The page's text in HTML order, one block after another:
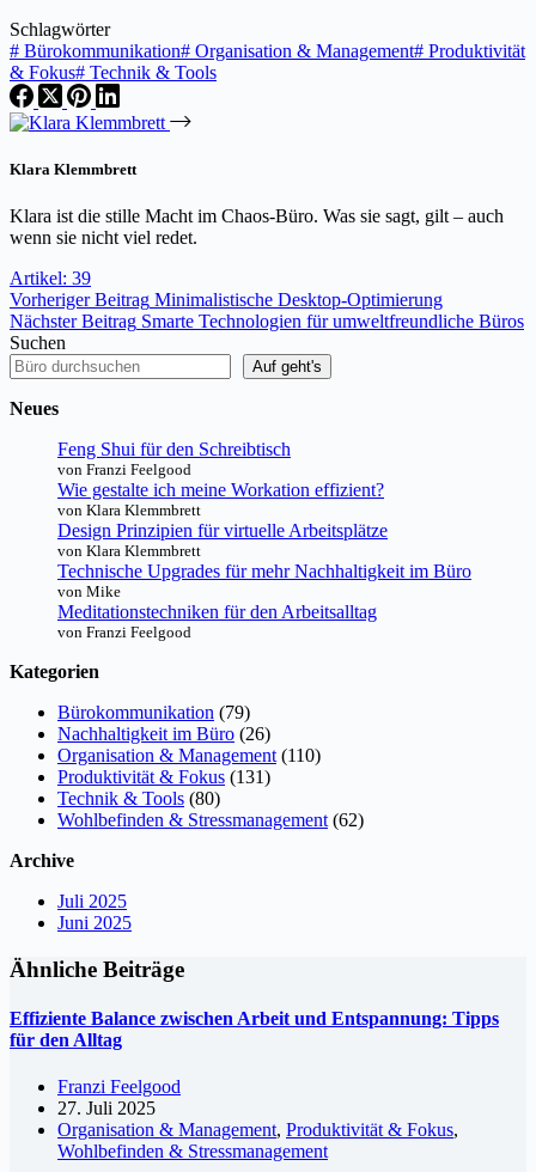
Schlagwörter
# Bürokommunikation# Organisation & Management# Produktivität
& Fokus# Technik & Tools
Klara Klemmbrett
Klara ist die stille Macht im Chaos-Büro. Was sie sagt, gilt – auch
wenn sie nicht viel redet.
Artikel: 39
VorherigerBeitrag Minimalistische Desktop-Optimierung
NächsterBeitrag Smarte Technologien für umweltfreundliche Büros
Suchen
Auf geht's
Neues
Feng Shui für den Schreibtisch
von Franzi Feelgood
Wie gestalte ich meine Workation effizient?
von Klara Klemmbrett
Design Prinzipien für virtuelle Arbeitsplätze
von Klara Klemmbrett
Technische Upgrades für mehr Nachhaltigkeit im Büro
von Mike
Meditationstechniken für den Arbeitsalltag
von Franzi Feelgood
Kategorien
Bürokommunikation (79)
Nachhaltigkeit im Büro (26)
Organisation & Management (110)
Produktivität & Fokus (131)
Technik & Tools (80)
Wohlbefinden & Stressmanagement (62)
Archive
Juli 2025
Juni 2025
Ähnliche Beiträge
Effiziente Balance zwischen Arbeit und Entspannung: Tipps
für den Alltag
Franzi Feelgood
27. Juli 2025
Organisation & Management, Produktivität & Fokus,
Wohlbefinden & Stressmanagement